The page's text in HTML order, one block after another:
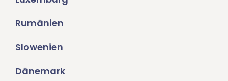
Rumänien
Slowenien
Dänemark